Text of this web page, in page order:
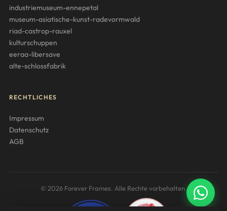
industriemuseum-ennepetal
museum-asiatische-kunst-radevormwald
riad-castrop-rauxel
kulturschuppen
eeraa-libersave
alte-schlossfabrik
RECHTLICHES
Impressum
Datenschutz
AGB
© 2026 Forever Frames. Alle Rechte vorbehalten.